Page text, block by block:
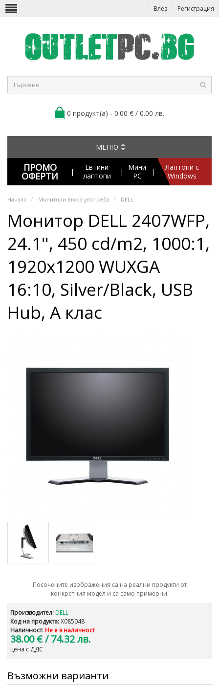
Влез Регистрация
0 продукт(а) - 0.00 € / 0.00 лв.
МЕНЮ
ПРОМО
ОФЕРТИ |
Евтини
лаптопи
|
Мини
PC
|
Лаптопи с
Windows
Начало Монитори втора употреба DELL
Монитор DELL 2407WFP,
24.1", 450 cd/m2, 1000:1,
1920x1200 WUXGA
16:10, Silver/Black, USB
Hub, А клас
Посочените изображения са на реални продукти от
конкретния модел и са само примерни.
Производител: DELL
Код на продукта:X085048
Наличност: Не е в наличност
38.00 €/ 74.32 лв.
цена с ДДС
Възможни варианти